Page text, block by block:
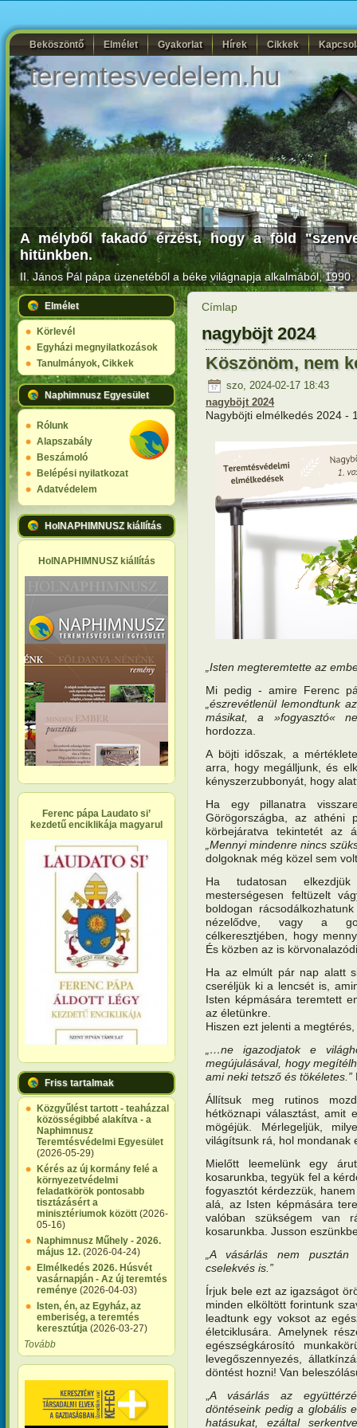
Beköszöntő Elmélet Gyakorlat Hírek Cikkek
teremtesvedelem.hu
A mélyből fakadó érzést, hogy a föld
hitünkben.
II. János Pál pápa üzenetéből a béke világnapja alkalmából,
Elmélet
Körlevél
Egyházi megnyilatkozások
Tanulmányok, Cikkek
Naphimnusz Egyesület
Rólunk
Alapszabály
Beszámoló
Belépési nyilatkozat
Adatvédelem
HolNAPHIMNUSZ kiállítás
HolNAPHIMNUSZ kiállítás
Ferenc pápa Laudato si’
kezdetű enciklikája magyarul
Friss tartalmak
Közgyűlést tartott - teaházzal
közösségibbé alakítva - a
Naphimnusz
Teremtésvédelmi Egyesület
(2026-05-29)
Kérés az új kormány felé a
környezetvédelmi
feladatkörök pontosabb
tisztázásért a
minisztériumok között (2026-
05-16)
Naphimnusz Műhely - 2026.
május 12. (2026-04-24)
Elmélkedés 2026. Húsvét
vasárnapján - Az új teremtés
reménye (2026-04-03)
Isten, én, az Egyház, az
emberiség, a teremtés
keresztútja (2026-03-27)
Tovább
Címlap
nagyböjt 2024
Köszönöm, nem
szo, 2024-02-17 18:43
nagyböjt 2024
Nagyböjti elmélkedés 2024 -
„Isten megteremtette az
Mi pedig - amire Ferenc
„észrevétlenül lemondtunk
másikat, a »fogyasztó«
hordozza.
A böjti időszak, a
arra, hogy megálljunk, és
kényszerzubbonyát, hogy
Ha egy pillanatra
Görögországba, az athéni
körbejáratva tekintetét az
„Mennyi mindenre nincs
dolgoknak még közel sem
Ha tudatosan elkezdjük
mesterségesen feltüzelt
boldogan
nézelődve, vagy a
célkeresztjében, hogy
És közben az is
Ha az elmúlt pár nap alatt
cseréljük ki a lencsét is,
Isten képmására teremtett
az életünkre.
Hiszen ezt jelenti a
„…ne igazodjatok e
megújulásával, hogy
ami neki tetsző és tökéletes.”
Állítsuk meg rutinos
hétköznapi választást, amit
mögéjük. Mérlegeljük,
világítsunk rá, hol mondanak
Mielőtt leemelünk egy
kosarunkba, tegyük fel a
fogyasztót kérdezzük,
alá, az Isten képmására
valóban szükségem van
kosarunkba. Jusson
„A vásárlás nem
cselekvés is.”
Írjuk bele ezt az igazságot
minden elköltött forintunk
leadtunk egy voksot az
életciklusára. Amelynek
egészségkárosító
levegőszennyezés,
döntést hozni! Van
A vásárlás az
döntéseink pedig a globális
hatásukat, ezáltal